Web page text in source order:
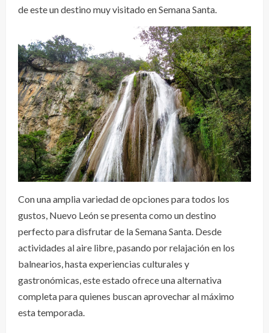
de este un destino muy visitado en Semana Santa.
Con una amplia variedad de opciones para todos los
gustos, Nuevo León se presenta como un destino
perfecto para disfrutar de la Semana Santa. Desde
actividades al aire libre, pasando por relajación en los
balnearios, hasta experiencias culturales y
gastronómicas, este estado ofrece una alternativa
completa para quienes buscan aprovechar al máximo
esta temporada.